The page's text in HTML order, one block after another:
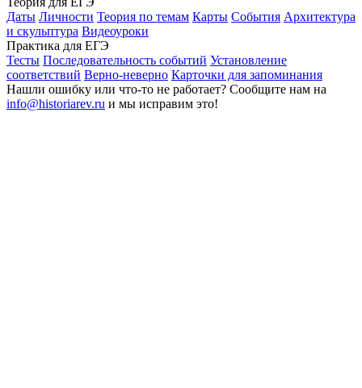
Даты Личности Теория по темам Карты События Архитектура
и скульптура Видеоуроки
Практика для ЕГЭ
Тесты Последовательность событий Установление
соответствий Верно-неверно Карточки для запоминания
Нашли ошибку или что-то не работает? Сообщите нам на
info@historiarev.ru и мы исправим это!